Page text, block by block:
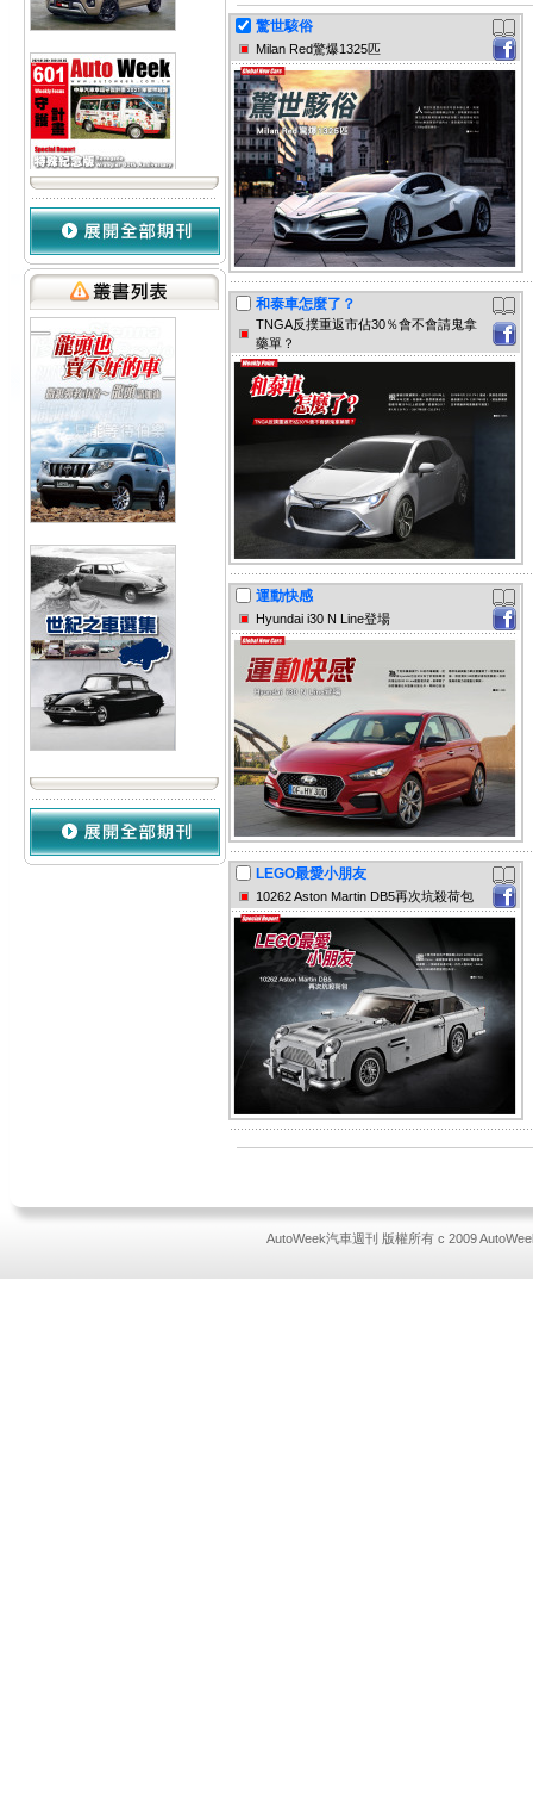
驚世駭俗
Milan Red驚爆1325匹
和泰車怎麼了？
TNGA反撲重返市佔30％會不會請鬼拿
藥單？
運動快感
Hyundai i30 N Line登場
LEGO最愛小朋友
10262 Aston Martin DB5再次坑殺荷包
AutoWeek汽車週刊 版權所有 c 2009